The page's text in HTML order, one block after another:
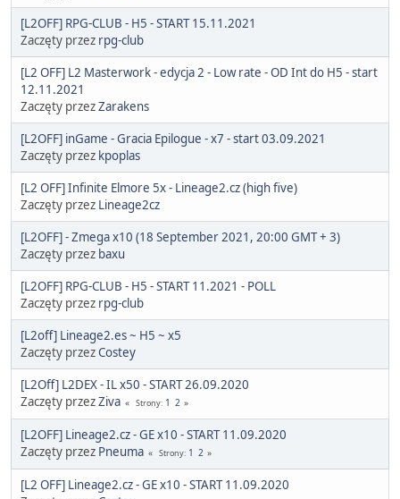
[L2OFF] RPG-CLUB - H5 - START 15.11.2021
Zaczęty przez rpg-club
[L2 OFF] L2 Masterwork - edycja 2 - Low rate - OD Int do H5 - start
12.11.2021
Zaczęty przezZarakens
[L2OFF] inGame - Gracia Epilogue - x7 - start 03.09.2021
Zaczęty przez kpoplas
[L2 OFF] Infinite Elmore 5x - Lineage2.cz (high five)
Zaczęty przez Lineage2cz
[L2OFF] - Zmega x10 (18 September 2021, 20:00 GMT + 3)
Zaczęty przez baxu
[L2OFF] RPG-CLUB - H5 - START 11.2021 - POLL
Zaczęty przez rpg-club
[L2off] Lineage2.es ~ H5 ~ x5
Zaczęty przezCostey
[L2Off] L2DEX - IL x50 - START 26.09.2020
Zaczęty przezZiva Strony 1 2
[L2OFF] Lineage2.cz - GE x10 - START 11.09.2020
Zaczęty przez Pneuma Strony 1 2
[L2 OFF] Lineage2.cz - GE x10 - START 11.09.2020